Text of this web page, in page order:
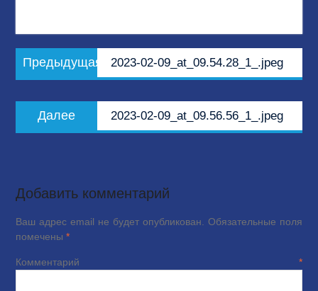
Навигация
по
Предыдущая
запись:
2023-02-09_at_09.54.28_1_.jpeg
Далее
запись:
2023-02-09_at_09.56.56_1_.jpeg
Добавить комментарий
Ваш адрес email не будет опубликован. Обязательные поля
помечены *
Комментарий*